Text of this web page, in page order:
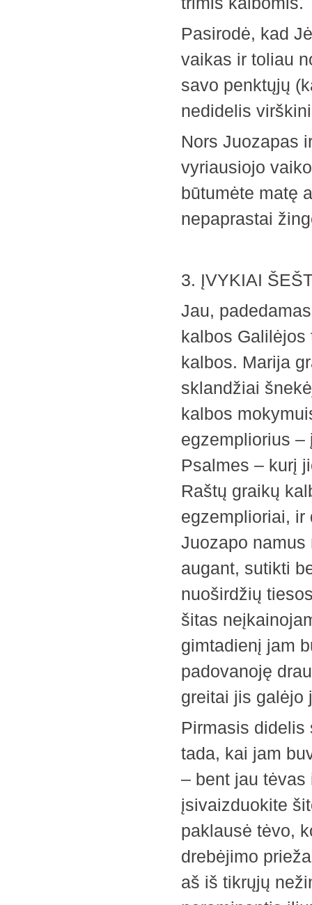
Pasirodė, kad
vaikas ir toliau
savo penktųjų
nedidelis
Nors Juozapas
vyriausiojo
būtumėte matę
nepaprastai
3. ĮVYKIAI
Jau,
kalbos Galilėjos
kalbos. Marija
sklandžiai
kalbos
egzempliorius
Psalmes – kurį
Raštų graikų
egzemplioriai, ir
Juozapo
augant, sutikti
nuoširdžių
šitas
gimtadienį jam
padovanoję
greitai jis galėjo
Pirmasis didelis
tada, kai jam
– bent jau tėvas
įsivaizduokite
paklausė tėvo,
drebėjimo
aš iš tikrųjų